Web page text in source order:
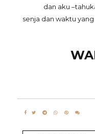
dan aku
senja dan waktu